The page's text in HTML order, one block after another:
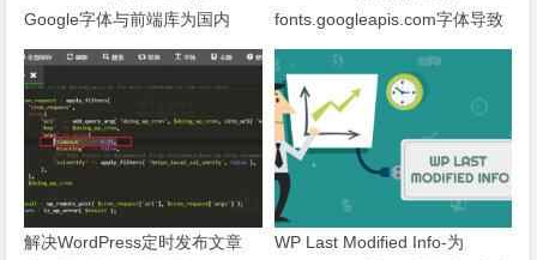
Google字体与前端库为国内
CDN镜像
fonts.googleapis.com字体导致
网页响应缓慢问题
解决WordPress定时发布文章
WP Last Modified Info-为